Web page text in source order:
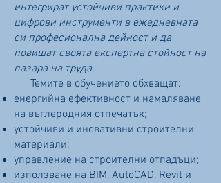
интегрират устойчиви практики и
цифрови инструменти в ежедневната
си професионална дейност и да
повишат своята експертна стойност на
пазара на труда.
Темите в обучението обхващат:
енергийна ефективност и намаляване
на въглеродния отпечатък;
устойчиви и иновативни строителни
материали;
управление на строителни отпадъци;
използване на BIM, AutoCAD, Revit и